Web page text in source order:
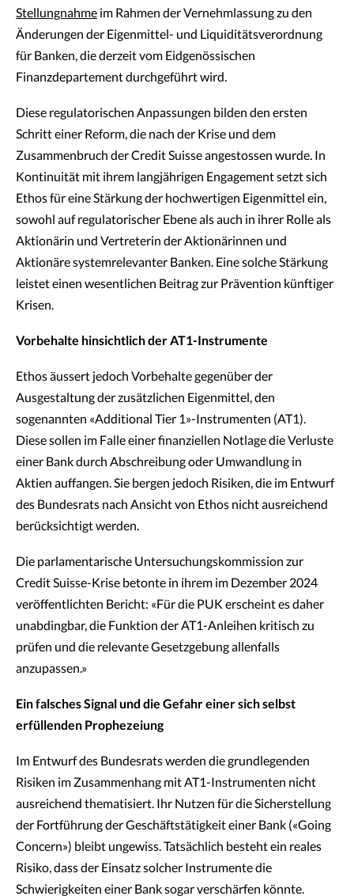
Stellungnahme im Rahmen der Vernehmlassung zu den
Änderungen der Eigenmittel- und Liquiditätsverordnung
für Banken, die derzeit vom Eidgenössischen
Finanzdepartement durchgeführt wird.
Diese regulatorischen Anpassungen bilden den ersten
Schritt einer Reform, die nach der Krise und dem
Zusammenbruch der Credit Suisse angestossen wurde. In
Kontinuität mit ihrem langjährigen Engagement setzt sich
Ethos für eine Stärkung der hochwertigen Eigenmittel ein,
sowohl auf regulatorischer Ebene als auch in ihrer Rolle als
Aktionärin und Vertreterin der Aktionärinnen und
Aktionäre systemrelevanter Banken. Eine solche Stärkung
leistet einen wesentlichen Beitrag zur Prävention künftiger
Krisen.
Vorbehalte hinsichtlich der AT1-Instrumente
Ethos äussert jedoch Vorbehalte gegenüber der
Ausgestaltung der zusätzlichen Eigenmittel, den
sogenannten «Additional Tier 1»-Instrumenten (AT1).
Diese sollen im Falle einer finanziellen Notlage die Verluste
einer Bank durch Abschreibung oder Umwandlung in
Aktien auffangen. Sie bergen jedoch Risiken, die im Entwurf
des Bundesrats nach Ansicht von Ethos nicht ausreichend
berücksichtigt werden.
Die parlamentarische Untersuchungskommission zur
Credit Suisse-Krise betonte in ihrem im Dezember 2024
veröffentlichten Bericht: «Für die PUK erscheint es daher
unabdingbar, die Funktion der AT1-Anleihen kritisch zu
prüfen und die relevante Gesetzgebung allenfalls
anzupassen.»
Ein falsches Signal und die Gefahr einer sich selbst
erfüllenden Prophezeiung
Im Entwurf des Bundesrats werden die grundlegenden
Risiken im Zusammenhang mit AT1-Instrumenten nicht
ausreichend thematisiert. Ihr Nutzen für die Sicherstellung
der Fortführung der Geschäftstätigkeit einer Bank («Going
Concern») bleibt ungewiss. Tatsächlich besteht ein reales
Risiko, dass der Einsatz solcher Instrumente die
Schwierigkeiten einer Bank sogar verschärfen könnte.